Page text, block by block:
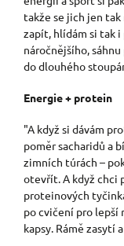
takže se jich jen
zapít, hlídám si tak
náročnějšího,
do dlouhého
Energie + protein
"A když si dávám
poměr sacharidů a
zimních túrách –
otevřít. A když chci
proteinových
po cvičení pro lepší
kapsy. Rámě zasytí